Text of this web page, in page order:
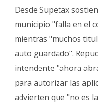
Desde Supetax
municipio "falla en el
mientras "muchos
auto guardado".
intendente "ahora
para autorizar las
advierten que "no es